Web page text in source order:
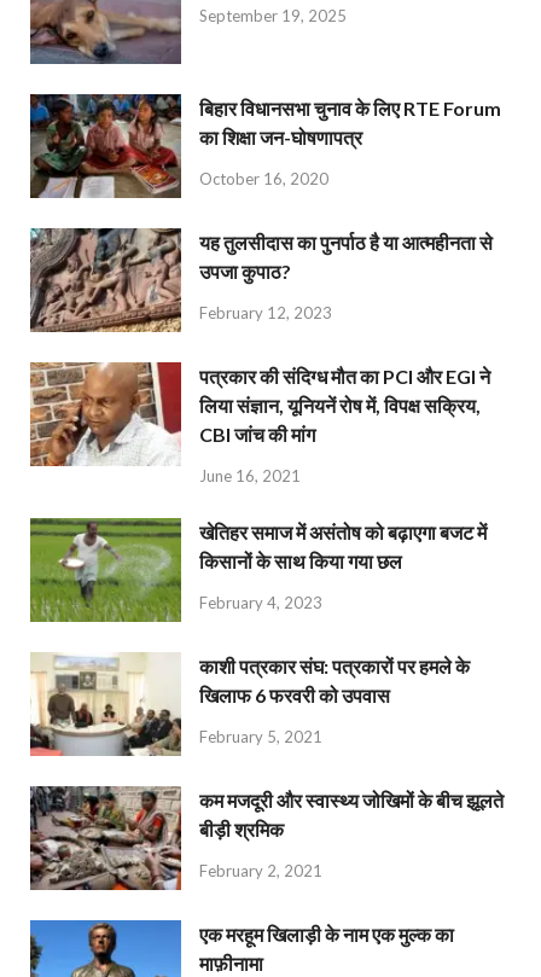
September 19, 2025
बिहार विधानसभा चुनाव के लिए RTE Forum
का शिक्षा जन-घोषणापत्र
October 16, 2020
यह तुलसीदास का पुनर्पाठ है या आत्महीनता से
उपजा कुपाठ?
February 12, 2023
पत्रकार की संदिग्ध मौत का PCI और EGI ने
लिया संज्ञान, यूनियनें रोष में, विपक्ष सक्रिय,
CBI जांच की मांग
June 16, 2021
खेतिहर समाज में असंतोष को बढ़ाएगा बजट में
किसानों के साथ किया गया छल
February 4, 2023
काशी पत्रकार संघ: पत्रकारों पर हमले के
खिलाफ 6 फरवरी को उपवास
February 5, 2021
कम मजदूरी और स्वास्थ्य जोखिमों के बीच झूलते
बीड़ी श्रमिक
February 2, 2021
एक मरहूम खिलाड़ी के नाम एक मुल्क का
माफ़ीनामा